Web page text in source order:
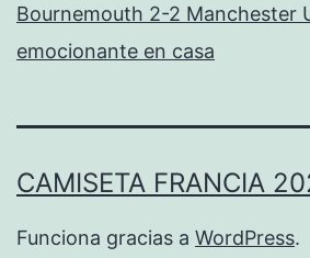
Bournemouth 2-2 Manchester
emocionante en casa
CAMISETA FRANCIA
Funciona gracias a WordPress.